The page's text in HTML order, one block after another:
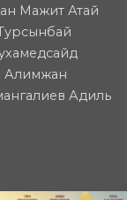
Мажит Атай
Алимжан
Адиль